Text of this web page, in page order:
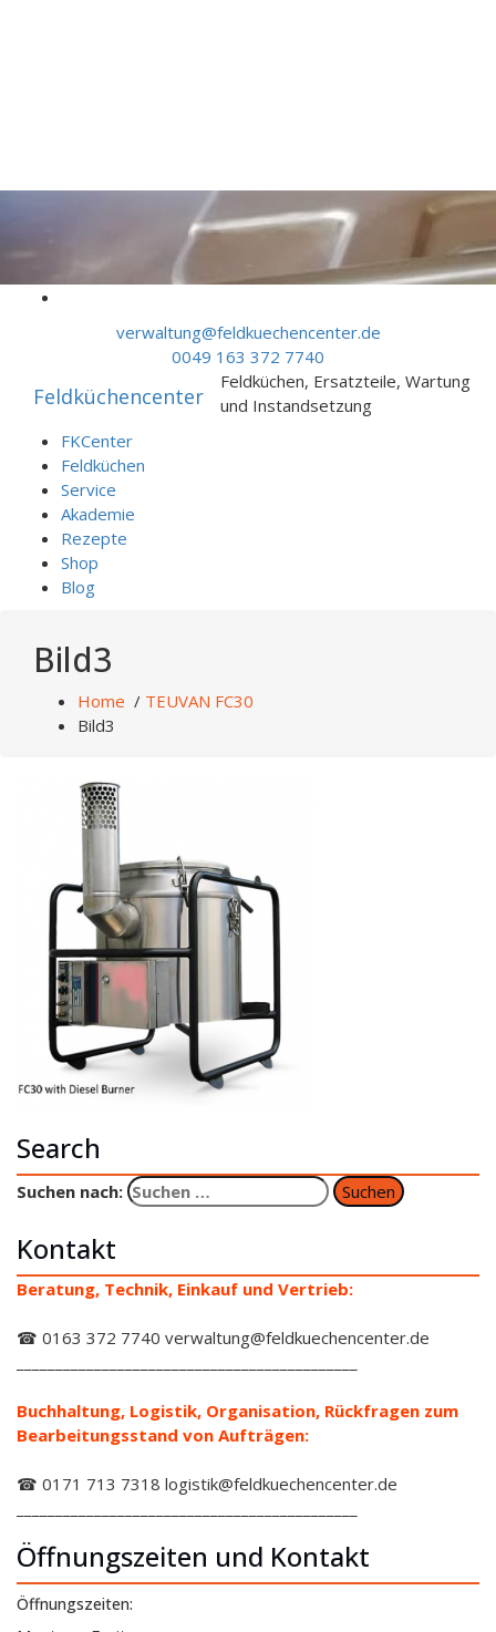
verwaltung@feldkuechencenter.de
0049 163 372 7740
Feldküchencenter
Feldküchen, Ersatzteile, Wartung
und Instandsetzung
FKCenter
Feldküchen
Service
Akademie
Rezepte
Shop
Blog
Bild3
Home / TEUVAN FC30
Bild3
Search
Suchen nach:
Kontakt
Beratung, Technik, Einkauf und Vertrieb:
☎ 0163 372 7740 verwaltung@feldkuechencenter.de
Buchhaltung, Logistik, Organisation, Rückfragen zum
Bearbeitungsstand von Aufträgen:
☎ 0171 713 7318 logistik@feldkuechencenter.de
Öffnungszeiten und Kontakt
Öffnungszeiten: